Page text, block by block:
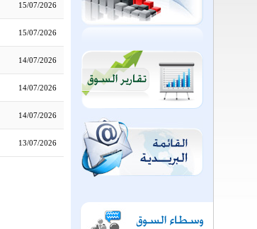
15/07/2026
15/07/2026
14/07/2026
14/07/2026
14/07/2026
13/07/2026